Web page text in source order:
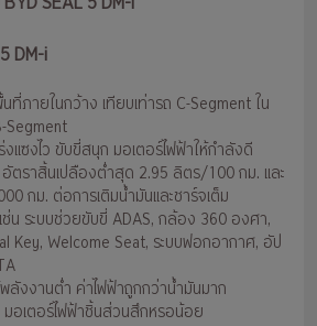
DM-i
ภายในกว้าง เทียบเท่ารถ C-Segment ใน
Segment
งแซงไว ขับขี่สนุก มอเตอร์ไฟฟ้าให้กำลังดี
ตราสิ้นเปลืองต่ำสุด 2.95 ลิตร/100 กม. และ
กม. ต่อการเติมน้ำมันและชาร์จเต็ม
ช่น ระบบช่วยขับขี่ ADAS, กล้อง 360 องศา,
Key, Welcome Seat, ระบบฟอกอากาศ, อัป
ลังงานต่ำ ค่าไฟฟ้าถูกกว่าน้ำมันมาก
อเตอร์ไฟฟ้าชิ้นส่วนสึกหรอน้อย